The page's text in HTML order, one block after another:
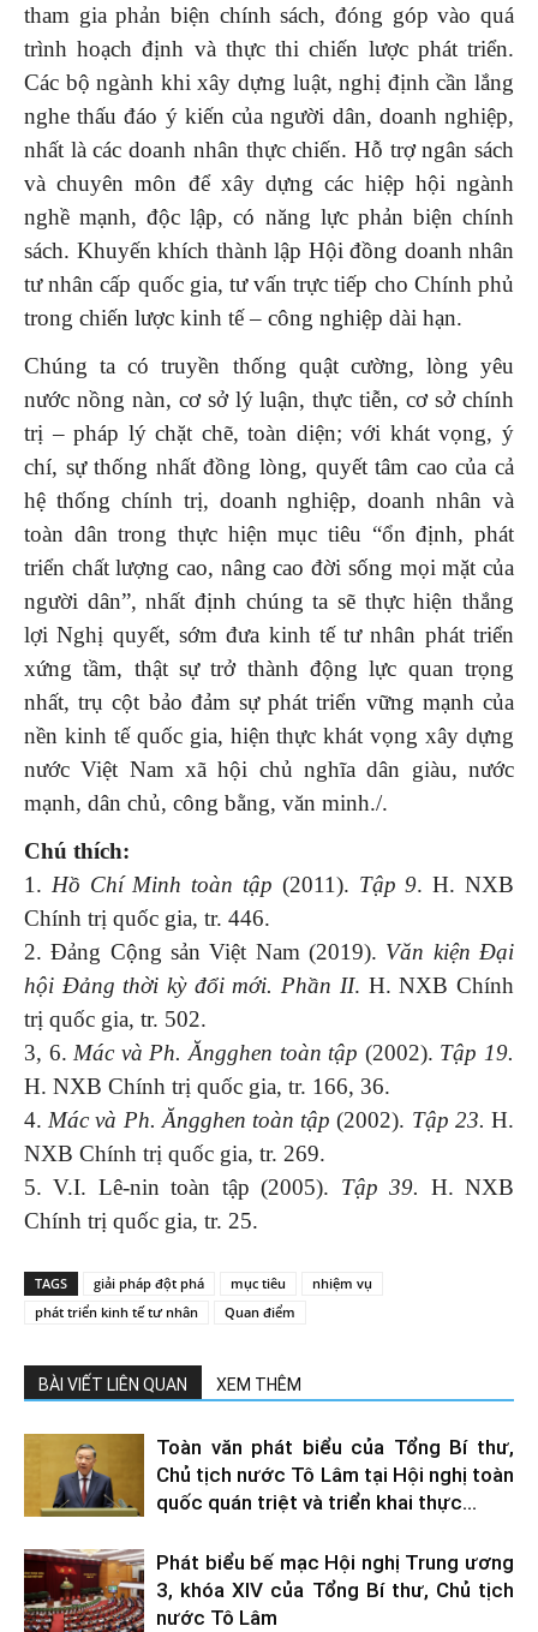
tham gia phản biện chính sách, đóng góp vào quá
trình hoạch định và thực thi chiến lược phát triển.
Các bộ ngành khi xây dựng luật, nghị định cần lắng
nghe thấu đáo ý kiến của người dân, doanh nghiệp,
nhất là các doanh nhân thực chiến. Hỗ trợ ngân sách
và chuyên môn để xây dựng các hiệp hội ngành
nghề mạnh, độc lập, có năng lực phản biện chính
sách. Khuyến khích thành lập Hội đồng doanh nhân
tư nhân cấp quốc gia, tư vấn trực tiếp cho Chính phủ
trong chiến lược kinh tế – công nghiệp dài hạn.
Chúng ta có truyền thống quật cường, lòng yêu
nước nồng nàn, cơ sở lý luận, thực tiễn, cơ sở chính
trị – pháp lý chặt chẽ, toàn diện; với khát vọng, ý
chí, sự thống nhất đồng lòng, quyết tâm cao của cả
hệ thống chính trị, doanh nghiệp, doanh nhân và
toàn dân trong thực hiện mục tiêu “ổn định, phát
triển chất lượng cao, nâng cao đời sống mọi mặt của
người dân”, nhất định chúng ta sẽ thực hiện thắng
lợi Nghị quyết, sớm đưa kinh tế tư nhân phát triển
xứng tầm, thật sự trở thành động lực quan trọng
nhất, trụ cột bảo đảm sự phát triển vững mạnh của
nền kinh tế quốc gia, hiện thực khát vọng xây dựng
nước Việt Nam xã hội chủ nghĩa dân giàu, nước
mạnh, dân chủ, công bằng, văn minh./.
Chú thích:
1. Hồ Chí Minh toàn tập (2011). Tập 9. H. NXB
Chính trị quốc gia, tr. 446.
2. Đảng Cộng sản Việt Nam (2019). Văn kiện Đại
hội Đảng thời kỳ đổi mới. Phần II. H. NXB Chính
trị quốc gia, tr. 502.
3, 6. Mác và Ph. Ăngghen toàn tập (2002). Tập 19.
H. NXB Chính trị quốc gia, tr. 166, 36.
4. Mác và Ph. Ăngghen toàn tập (2002). Tập 23. H.
NXB Chính trị quốc gia, tr. 269.
5. V.I. Lê-nin toàn tập (2005). Tập 39. H. NXB
Chính trị quốc gia, tr. 25.
TAGS giải pháp đột phá mục tiêu
nhiệm vụ
phát triển kinh tế tư nhân
Quan điểm
BÀI VIẾT LIÊN QUAN XEM THÊM
Toàn văn phát biểu của Tổng Bí thư,
Chủ tịch nước Tô Lâm tại Hội nghị toàn
quốc quán triệt và triển khai thực...
Phát biểu bế mạc Hội nghị Trung ương
3, khóa XIV của Tổng Bí thư, Chủ tịch
nước Tô Lâm